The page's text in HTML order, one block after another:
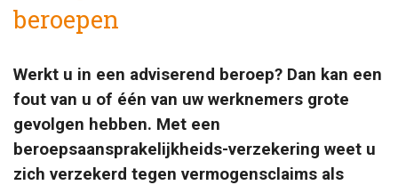
beroepen
Werkt u in een adviserend beroep? Dan kan een
fout van u of één van uw werknemers grote
gevolgen hebben. Met een
beroepsaansprakelijkheids-verzekering weet u
zich verzekerd tegen vermogensclaims als